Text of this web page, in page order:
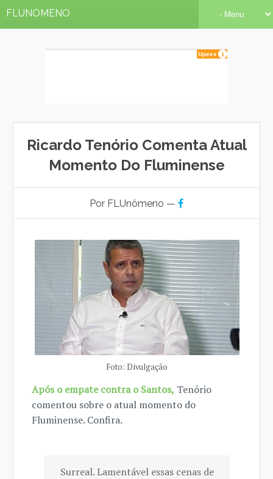
FLUNOMENO
Ricardo Tenório Comenta Atual
Momento Do Fluminense
Por FLUnômeno —
Foto: Divulgação
Após o empate contra o Santos, Tenório
comentou sobre o atual momento do
Fluminense. Confira.
Surreal. Lamentável essas cenas de